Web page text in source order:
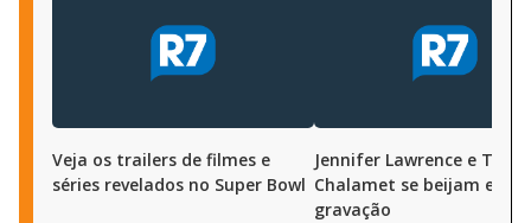
Veja os trailers de filmes e
séries revelados no Super Bowl
Jennifer Lawrence e
Chalamet se beijam em
gravação